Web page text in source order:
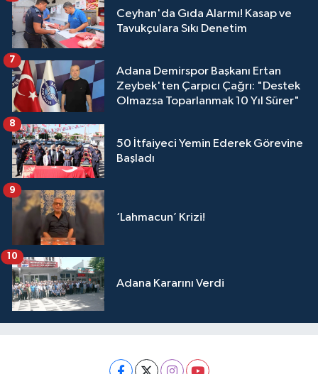
Ceyhan'da Gıda Alarmı! Kasap ve
Tavukçulara Sıkı Denetim
Adana Demirspor Başkanı Ertan
Zeybek'ten Çarpıcı Çağrı: "Destek
Olmazsa Toparlanmak 10 Yıl Sürer"
7
50 İtfaiyeci Yemin Ederek Görevine
Başladı
8
‘Lahmacun’ Krizi!
9
Adana Kararını Verdi
10